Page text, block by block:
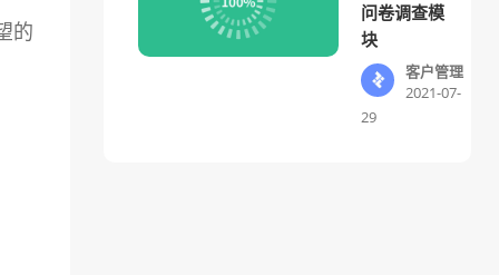
的
问卷调查模
块
客户管理
2021-07-
29